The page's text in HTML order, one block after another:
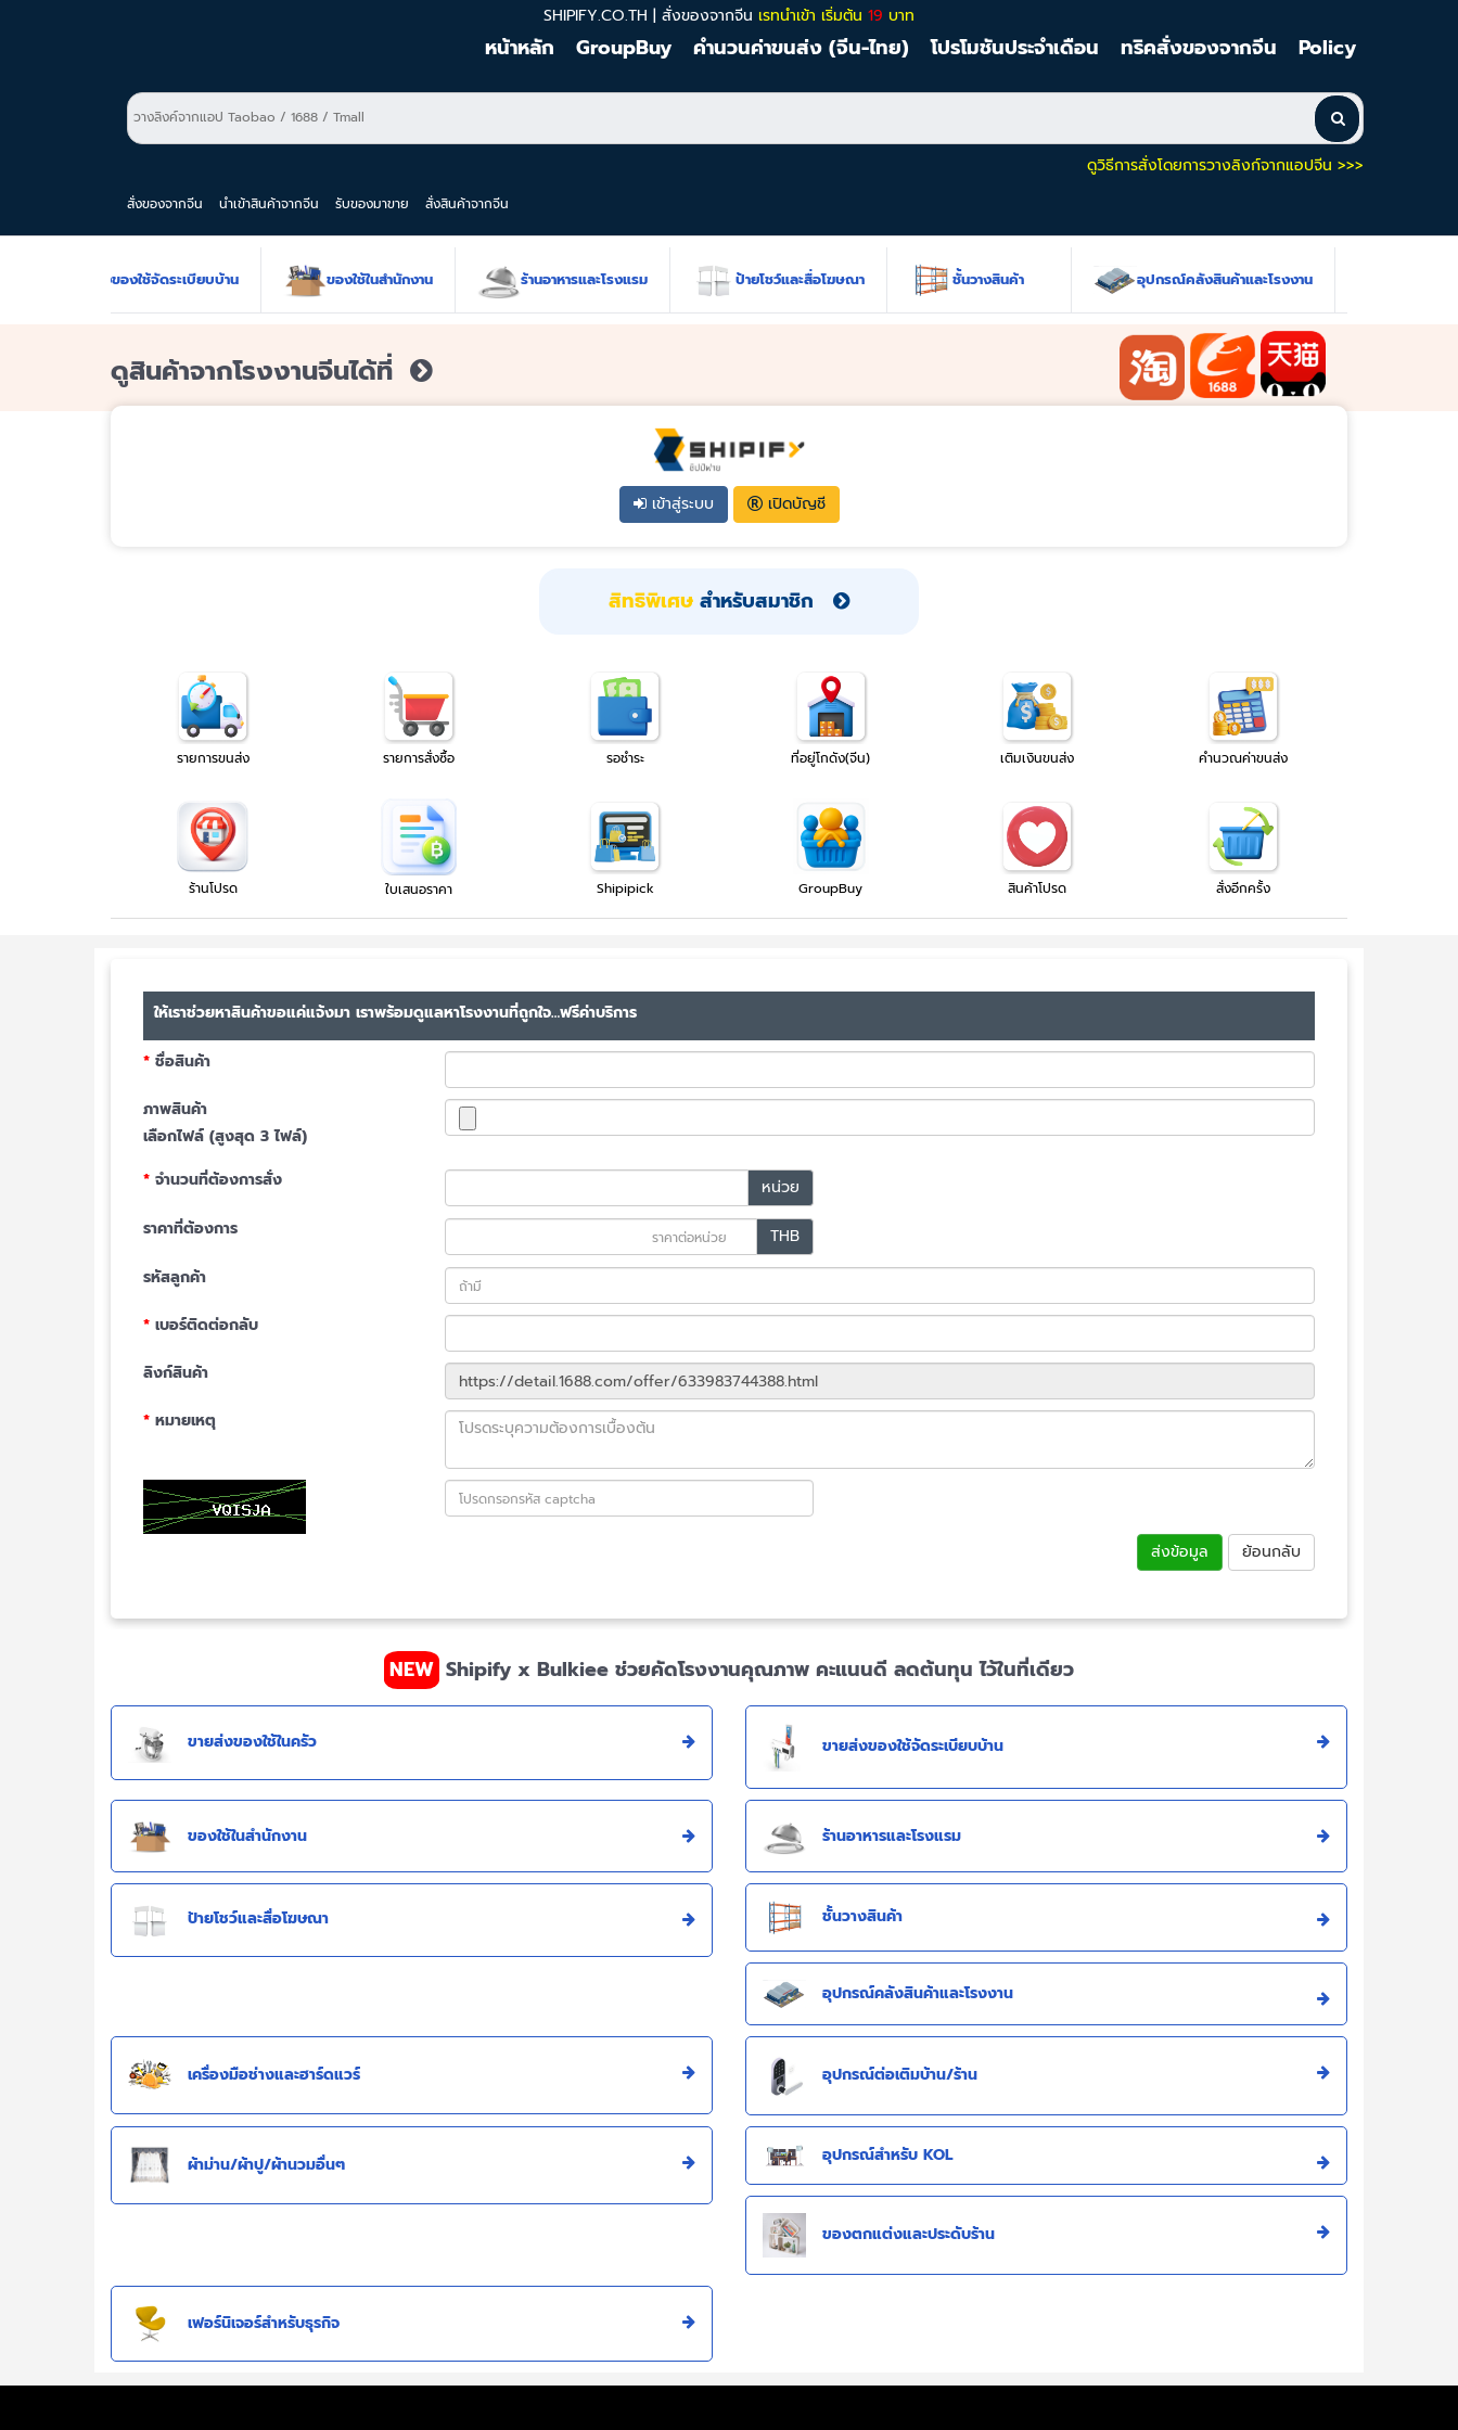
SHIPIFY.CO.TH | สั่งของจากจีน เรทนำเข้า เริ่มต้น 19 บาท
หน้าหลัก GroupBuy คำนวนค่าขนส่ง (จีน-ไทย) โปรโมชันประจำเดือน ทริคสั่งของจากจีน Policy
ดูวิธีการสั่งโดยการวางลิงก์จากแอปจีน >>>
สั่งของจากจีน นำเข้าสินค้าจากจีน รับของมาขาย สั่งสินค้าจากจีน
ขายส่งของใช้จัดระเบียบบ้าน ของใช้ในสำนักงาน ร้านอาหารและโรงแรม ป้ายโชว์และสื่อโฆษณา ชั้นวางสินค้า อุปกรณ์คลังสินค้าและโรงงาน
ดูสินค้าจากโรงงานจีนได้ที่
เข้าสู่ระบบ เปิดบัญชี
สิทธิพิเศษ สำหรับสมาชิก
รายการขนส่ง รายการสั่งซื้อ รอชำระ ที่อยู่โกดัง(จีน) เติมเงินขนส่ง คำนวณค่าขนส่ง
ร้านโปรด ใบเสนอราคา Shipipick GroupBuy สินค้าโปรด สั่งอีกครั้ง
ให้เราช่วยหาสินค้าขอแค่แจ้งมา เราพร้อมดูแลหาโรงงานที่ถูกใจ…ฟรีค่าบริการ
* ชื่อสินค้า
ภาพสินค้า
เลือกไฟล์ (สูงสุด 3 ไฟล์)
* จำนวนที่ต้องการสั่ง
หน่วย
ราคาที่ต้องการ
THB
รหัสลูกค้า
* เบอร์ติดต่อกลับ
ลิงก์สินค้า
* หมายเหตุ
ส่งข้อมูล ย้อนกลับ
NEW Shipify x Bulkiee ช่วยคัดโรงงานคุณภาพ คะแนนดี ลดต้นทุน ไว้ในที่เดียว
ขายส่งของใช้ในครัว ขายส่งของใช้จัดระเบียบบ้าน
ของใช้ในสำนักงาน ร้านอาหารและโรงแรม
ป้ายโชว์และสื่อโฆษณา ชั้นวางสินค้า
อุปกรณ์คลังสินค้าและโรงงาน
เครื่องมือช่างและฮาร์ดแวร์ อุปกรณ์ต่อเติมบ้าน/ร้าน
ผ้าม่าน/ผ้าปู/ผ้านวมอื่นๆ อุปกรณ์สำหรับ KOL
ของตกแต่งและประดับร้าน
เฟอร์นิเจอร์สำหรับธุรกิจ